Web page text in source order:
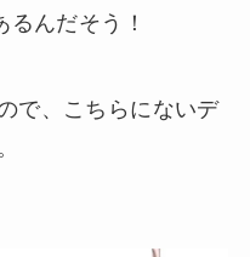
るんだそう！
で、こちらにないデ